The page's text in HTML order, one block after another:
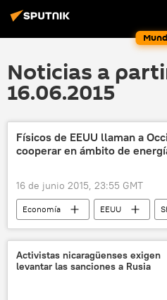
Noticias a
16.06.2015
Físicos de EEUU llaman a
cooperar en ámbito de
16 de junio 2015, 23:55 GMT
Economía EEUU
Jayant Baliga
energía
noticias
Activistas nicaragüenses exigen
levantar las sanciones a Rusia